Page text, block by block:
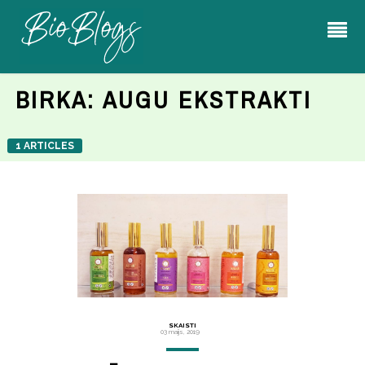
BIRKA:AUGU EKSTRAKTI
1 ARTICLES
SKAISTI
03 maijs, 2019